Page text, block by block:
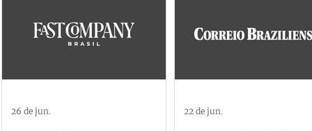
26 de jun. 22 de jun.